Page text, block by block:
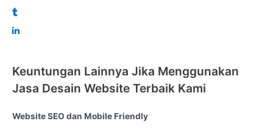
Keuntungan Lainnya Jika Menggunakan
Jasa Desain Website Terbaik Kami
Website SEO dan Mobile Friendly